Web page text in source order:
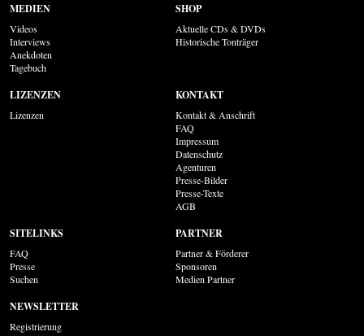
MEDIEN
Videos
Interviews
Anekdoten
Tagebuch
SHOP
Aktuelle CDs & DVDs
Historische Tonträger
LIZENZEN
Lizenzen
KONTAKT
Kontakt & Anschrift
FAQ
Impressum
Datenschutz
Agenturen
Presse-Bilder
Presse-Texte
AGB
SITELINKS
FAQ
Presse
Suchen
PARTNER
Partner & Förderer
Sponsoren
Medien Partner
NEWSLETTER
Registrierung